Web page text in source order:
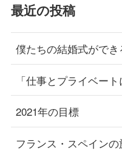
最近の投稿
僕たちの結婚式がで
「仕事とプライベー
2021年の目標
フランス・スペイン